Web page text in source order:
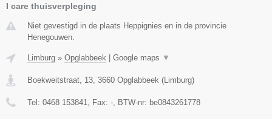
I care thuisverpleging
Niet gevestigd in de plaats Heppignies en in de provincie
Henegouwen.
Limburg » Opglabbeek Google maps ▼
Boekweitstraat, 13 3660 Opglabbeek ( Limburg)
Tel: 0468 153841 , Fax: - , BTW-nr: be0843261778